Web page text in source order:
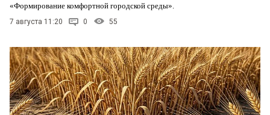
«Формирование комфортной городской среды».
7 августа 11:20 0 55